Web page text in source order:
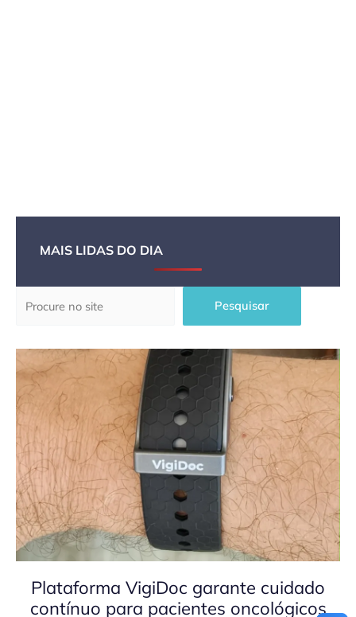
MAIS LIDAS DO DIA
Pesquisar
Plataforma VigiDoc garante cuidado
contínuo para pacientes oncológicos